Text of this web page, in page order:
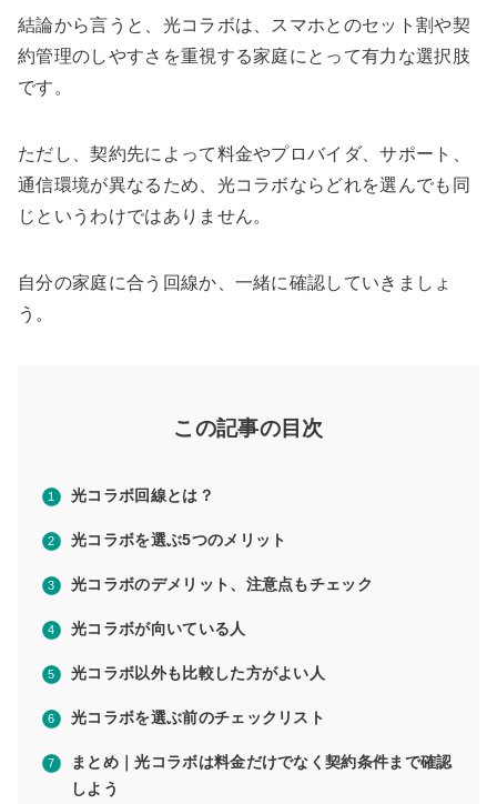
結論から言うと、光コラボは、スマホとのセット割や契
約管理のしやすさを重視する家庭にとって有力な選択肢
です。
ただし、契約先によって料金やプロバイダ、サポート、
通信環境が異なるため、光コラボならどれを選んでも同
じというわけではありません。
自分の家庭に合う回線か、一緒に確認していきましょ
う。
この記事の目次
光コラボ回線とは？
光コラボを選ぶ5つのメリット
光コラボのデメリット、注意点もチェック
光コラボが向いている人
光コラボ以外も比較した方がよい人
光コラボを選ぶ前のチェックリスト
まとめ｜光コラボは料金だけでなく契約条件まで確認
しよう